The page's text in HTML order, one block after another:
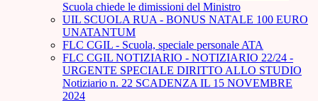
Scuola chiede le dimissioni del Ministro
UIL SCUOLA RUA - BONUS NATALE 100 EURO
UNATANTUM
FLC CGIL - Scuola, speciale personale ATA
FLC CGIL NOTIZIARIO - NOTIZIARIO 22/24 -
URGENTE SPECIALE DIRITTO ALLO STUDIO
Notiziario n. 22 SCADENZA IL 15 NOVEMBRE
2024